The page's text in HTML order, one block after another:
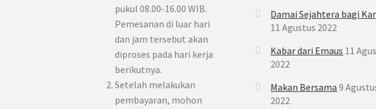
pukul 08.00-16.00 WIB.
Pemesanan di luar hari
dan jam tersebut akan
diproses pada hari kerja
berikutnya.
Setelah melakukan
pembayaran, mohon
Damai Sejahtera bagi
11 Agustus 2022
Kabar dari Emaus 11
2022
Makan Bersama 9
2022